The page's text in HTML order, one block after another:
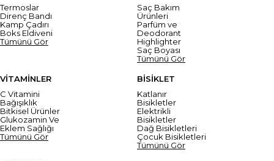
Termoslar
Direnç Bandı
Kamp Çadırı
Boks Eldiveni
Tümünü Gör
Saç Bakım
Ürünleri
Parfüm ve
Deodorant
Highlighter
Saç Boyası
Tümünü Gör
VİTAMİNLER
C Vitamini
Bağışıklık
Bitkisel Ürünler
Glukozamin Ve
Eklem Sağlığı
Tümünü Gör
BİSİKLET
Katlanır
Bisikletler
Elektrikli
Bisikletler
Dağ Bisikletleri
Çocuk Bisikletleri
Tümünü Gör